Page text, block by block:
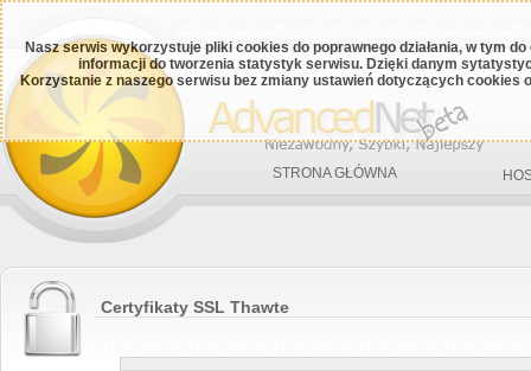
Nasz serwis wykorzystuje pliki cookies do poprawnego działania, w tym
informacji do tworzenia statystyk serwisu. Dzięki danym
Korzystanie z naszego serwisu bez zmiany ustawień dotyczących cookies
STRONA GŁÓWNA
Certyfikaty SSL Thawte